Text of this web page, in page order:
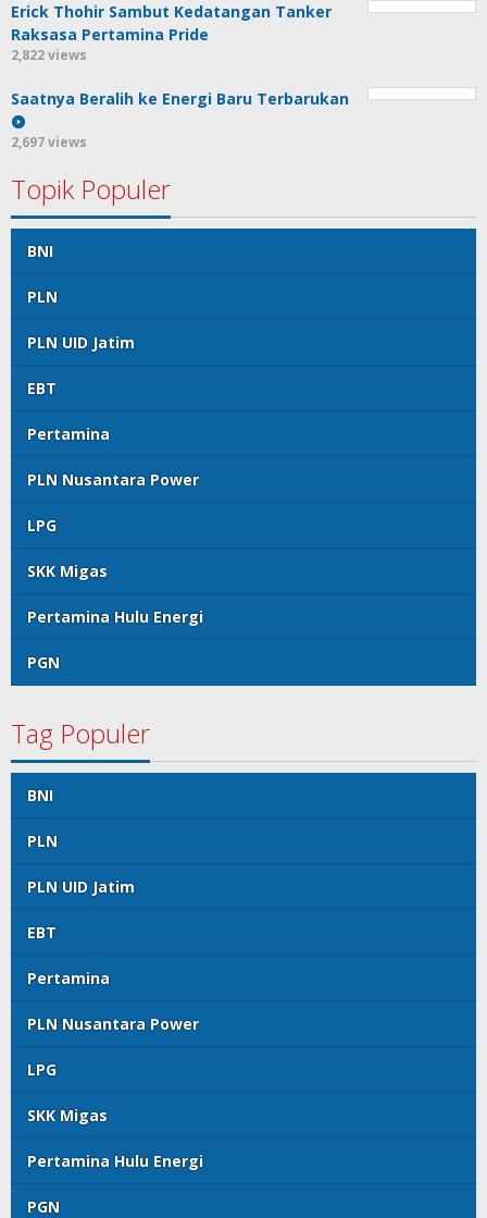
Erick Thohir Sambut Kedatangan Tanker
Raksasa Pertamina Pride
2,822 views
Saatnya Beralih ke Energi Baru Terbarukan
2,697 views
Topik Populer
BNI
PLN
PLN UID Jatim
EBT
Pertamina
PLN Nusantara Power
LPG
SKK Migas
Pertamina Hulu Energi
PGN
Tag Populer
BNI
PLN
PLN UID Jatim
EBT
Pertamina
PLN Nusantara Power
LPG
SKK Migas
Pertamina Hulu Energi
PGN